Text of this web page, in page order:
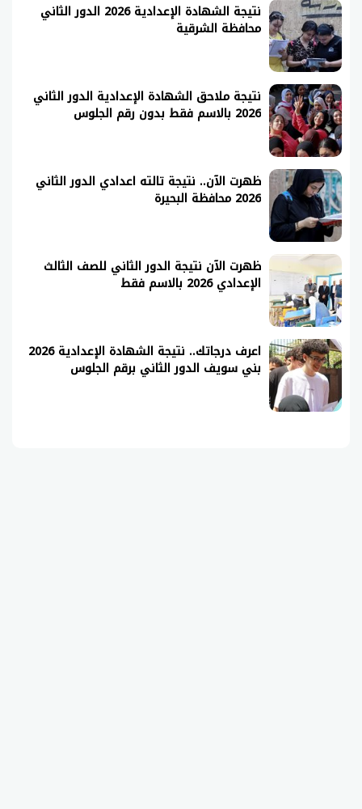
نتيجة الشهادة الإعدادية 2026 الدور الثاني
محافظة الشرقية
نتيجة ملاحق الشهادة الإعدادية الدور الثاني
2026 بالاسم فقط بدون رقم الجلوس
ظهرت الآن.. نتيجة تالته اعدادي الدور الثاني
2026 محافظة البحيرة
ظهرت الآن نتيجة الدور الثاني للصف الثالث
الإعدادي 2026 بالاسم فقط
اعرف درجاتك.. نتيجة الشهادة الإعدادية 2026
بني سويف الدور الثاني برقم الجلوس